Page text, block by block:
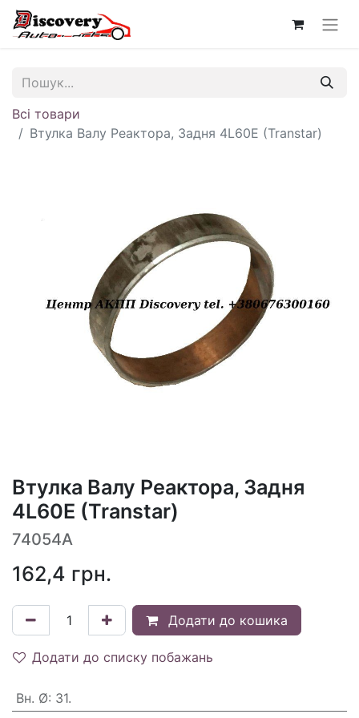
Всі товари
Втулка Валу Реактора, Задня 4L60E (Transtar)
Втулка Валу Реактора, Задня
4L60E (Transtar)
74054A
162,4 грн.
Додати до кошика
Додати до списку побажань
Вн. Ø: 31.